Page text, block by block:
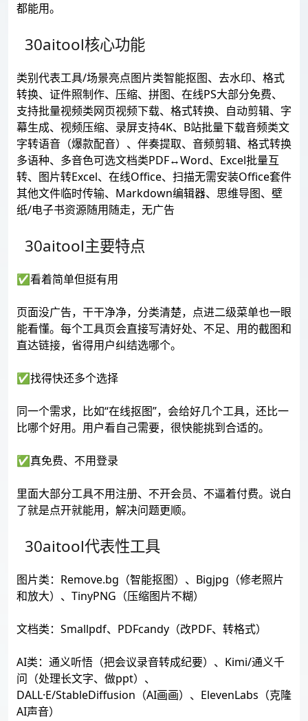
都能用。
30aitool核心功能
类别代表工具/场景亮点图片类智能抠图、去水印、格式
转换、证件照制作、压缩、拼图、在线PS大部分免费、
支持批量视频类网页视频下载、格式转换、自动剪辑、字
幕生成、视频压缩、录屏支持4K、B站批量下载音频类文
字转语音（爆款配音）、伴奏提取、音频剪辑、格式转换
多语种、多音色可选文档类PDF↔Word、Excel批量互
转、图片转Excel、在线Office、扫描无需安装Office套件
其他文件临时传输、Markdown编辑器、思维导图、壁
纸/电子书资源随用随走，无广告
30aitool主要特点
✅看着简单但挺有用
页面没广告，干干净净，分类清楚，点进二级菜单也一眼
能看懂。每个工具页会直接写清好处、不足、用的截图和
直达链接，省得用户纠结选哪个。
✅找得快还多个选择
同一个需求，比如“在线抠图”，会给好几个工具，还比一
比哪个好用。用户看自己需要，很快能挑到合适的。
✅真免费、不用登录
里面大部分工具不用注册、不开会员、不逼着付费。说白
了就是点开就能用，解决问题更顺。
30aitool代表性工具
图片类：Remove.bg（智能抠图）、Bigjpg（修老照片
和放大）、TinyPNG（压缩图片不糊）
文档类：Smallpdf、PDFcandy（改PDF、转格式）
AI类：通义听悟（把会议录音转成纪要）、Kimi/通义千
问（处理长文字、做ppt）、
DALL·E/StableDiffusion（AI画画）、ElevenLabs（克隆
AI声音）